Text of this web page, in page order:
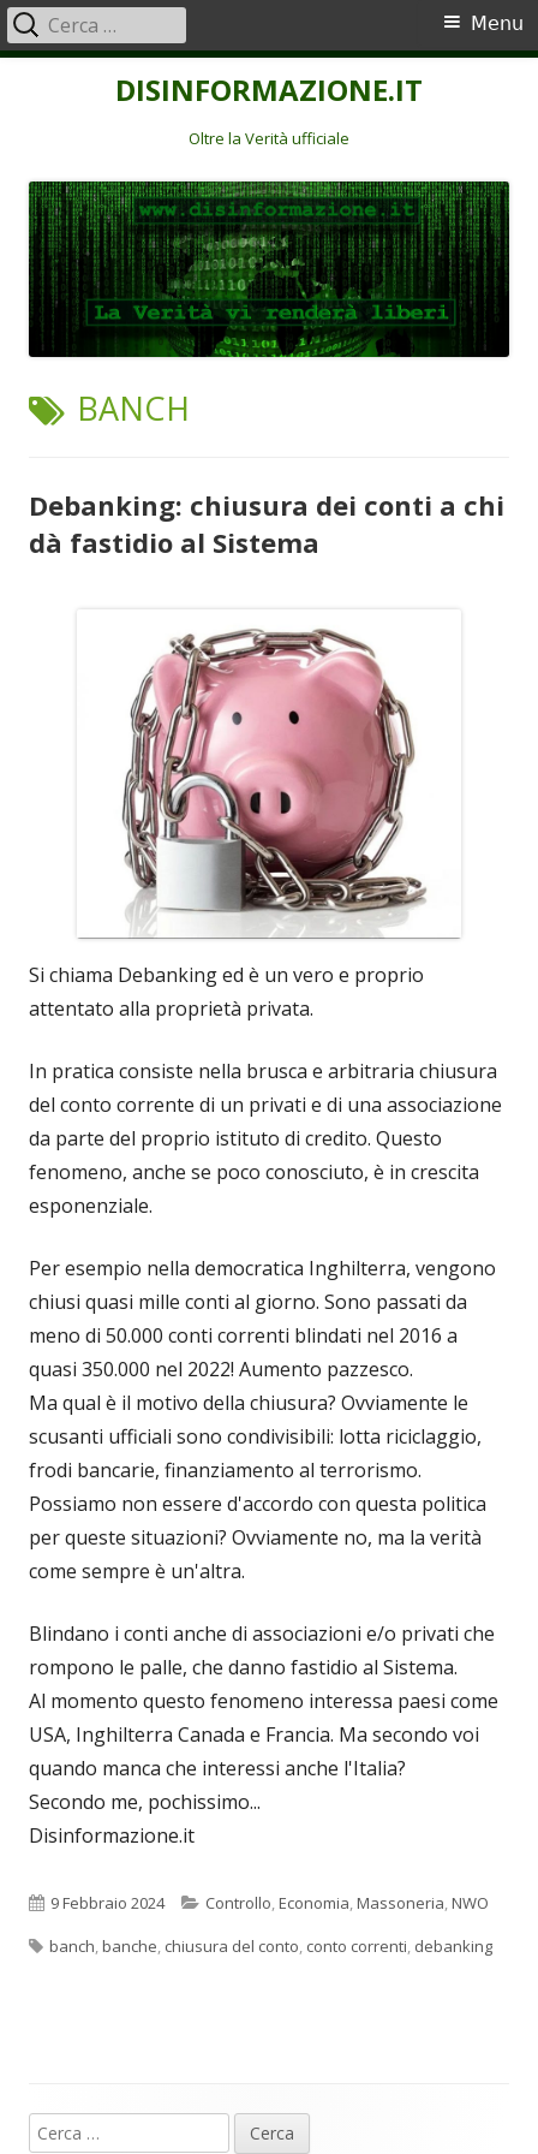
DISINFORMAZIONE.IT
Oltre la Verità ufficiale
Menu
principale
Menu
Ricerca
per:
TAG:
BANCH
Debanking: chiusura dei conti a chi
dà fastidio al Sistema
Si chiama Debanking ed è un vero e proprio
attentato alla proprietà privata.
In pratica consiste nella brusca e arbitraria chiusura
del conto corrente di un privati e di una associazione
da parte del proprio istituto di credito. Questo
fenomeno, anche se poco conosciuto, è in crescita
esponenziale.
Per esempio nella democratica Inghilterra, vengono
chiusi quasi mille conti al giorno. Sono passati da
meno di 50.000 conti correnti blindati nel 2016 a
quasi 350.000 nel 2022! Aumento pazzesco.
Ma qual è il motivo della chiusura? Ovviamente le
scusanti ufficiali sono condivisibili: lotta riciclaggio,
frodi bancarie, finanziamento al terrorismo.
Possiamo non essere d'accordo con questa politica
per queste situazioni? Ovviamente no, ma la verità
come sempre è un'altra.
Blindano i conti anche di associazioni e/o privati che
rompono le palle, che danno fastidio al Sistema.
Al momento questo fenomeno interessa paesi come
USA, Inghilterra Canada e Francia. Ma secondo voi
quando manca che interessi anche l'Italia?
Secondo me, pochissimo...
Disinformazione.it
Pubblicato
9 Febbraio 2024 Categorie
Controllo,Economia,Massoneria,NWO
Tag
banch,banche, chiusura del conto, conto correnti, debanking
Barra
Ricerca